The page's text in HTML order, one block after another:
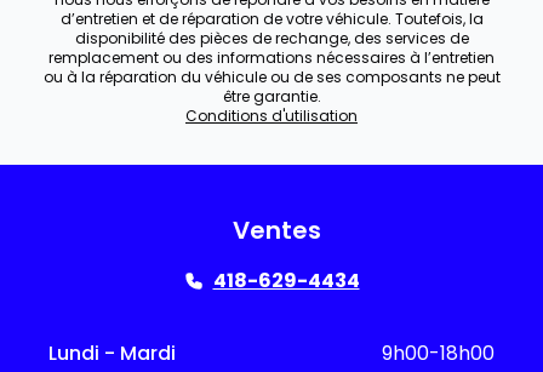
d’entretien et de réparation de votre véhicule. Toutefois, la
disponibilité des pièces de rechange, des services de
remplacement ou des informations nécessaires à l’entretien
ou à la réparation du véhicule ou de ses composants ne peut
être garantie.
Conditions d'utilisation
Ventes
418-629-4434
Lundi - Mardi 9h00-18h00